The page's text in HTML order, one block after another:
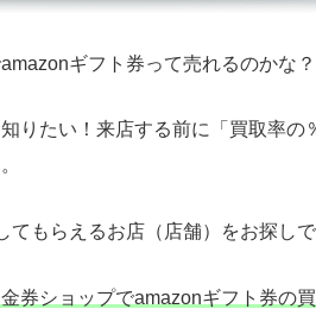
ギフト券って売れるのかな？
りたい！来店する前に「買取率の
もらえるお店（店舗）をお探し
券ショップでamazonギフト券の